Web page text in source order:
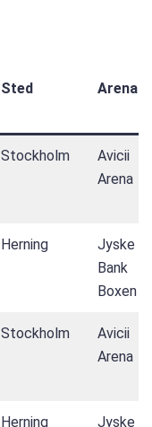
Sted Arena
Stockholm
Avicii
Arena
Herning
Jyske
Bank
Boxen
Stockholm
Avicii
Arena
Herning Jyske